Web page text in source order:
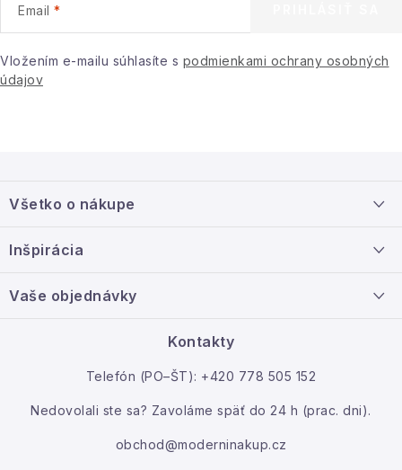
Email
Vložením e-mailu súhlasíte s podmienkami ochrany osobných
údajov
p
ä
Všetko o nákupe
Veľkoobchodná spolupráca
Inšpirácia
Vaše objednávky
Kontakty
Telefón (PO–ŠT): +420 778 505 152
Nedovolali ste sa? Zavoláme späť do 24 h (prac. dni).
obchod@moderninakup.cz